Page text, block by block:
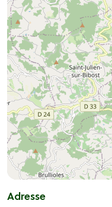
Adresse